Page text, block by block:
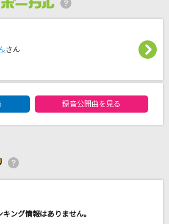
Blue boX)
More [イエスタディ・
とビターステップ
さん
録音公開曲を見る